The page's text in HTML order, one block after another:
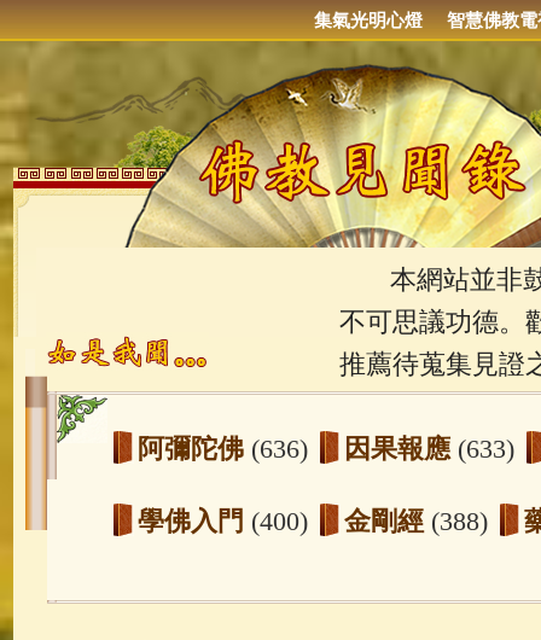
集氣光明心燈 智慧佛教電
本網站並非鼓
不可思議功德。
推薦待蒐集見證
阿彌陀佛 (636) 因果報應 (633)
學佛入門 (400) 金剛經 (388)
玉曆寶鈔(236) 地藏經(225)